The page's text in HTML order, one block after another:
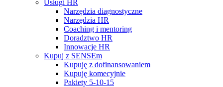
Usługi HR
Narzędzia diagnostyczne
Narzędzia HR
Coaching i mentoring
Doradztwo HR
Innowacje HR
Kupuj z SENSEm
Kupuję z dofinansowaniem
Kupuję komecyjnie
Pakiety 5-10-15